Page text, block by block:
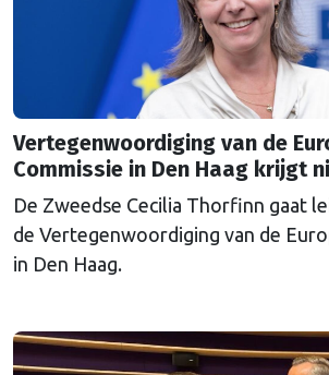
Vertegenwoordiging van de
Commissie in Den Haag krijgt
De Zweedse Cecilia Thorfinn gaat
de Vertegenwoordiging van de
in Den Haag.